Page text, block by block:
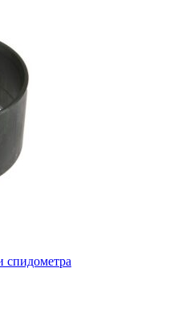
спидометра